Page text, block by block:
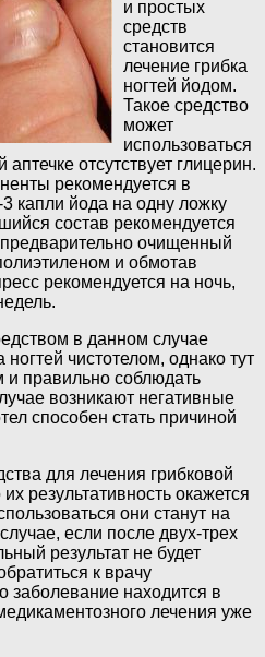
и простых
средств
становится
лечение грибка
ногтей йодом.
Такое средство
может
использоваться
отсутствует глицерин.
рекомендуется в
капли йода на одну ложку
состав рекомендуется
очищенный
и обмотав
рекомендуется на ночь,
в данном случае
ногтей чистотелом, однако тут
правильно соблюдать
возникают негативные
способен стать причиной
для лечения грибковой
результативность окажется
они станут на
если после двух-трех
результат не будет
к врачу
заболевание находится в
лечения уже